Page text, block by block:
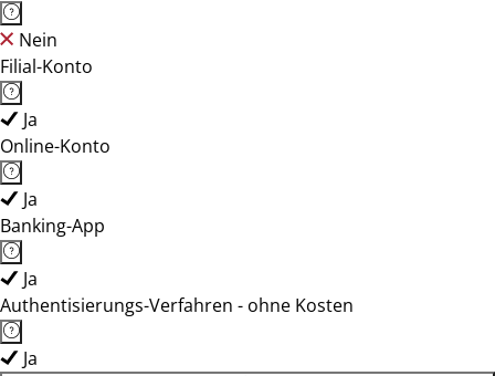
Nein
Filial-Konto
Ja
Online-Konto
Ja
Banking-App
Ja
Authentisierungs-Verfahren - ohne Kosten
Ja